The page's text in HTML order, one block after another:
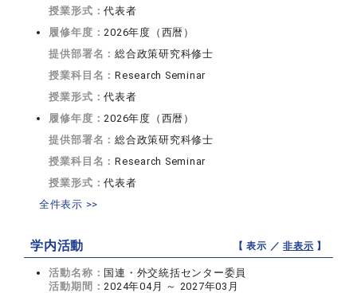
授業形式：代表者
履修年度：2026年度（西暦）
提供部署名：総合政策研究科修士
授業科目名：Research Seminar
授業形式：代表者
履修年度：2026年度（西暦）
提供部署名：総合政策研究科修士
授業科目名：Research Seminar
授業形式：代表者
全件表示 >>
学内活動 【 表示 ／非表示 】
活動名称： 国連・外交統括センター委員
活動期間：2024年04月 ～ 2027年03月